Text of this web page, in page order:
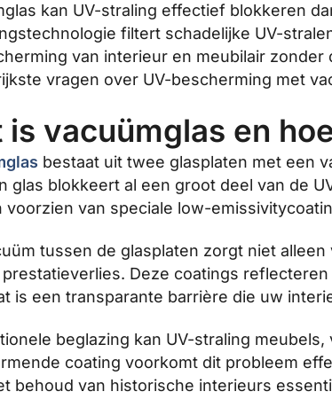
kan UV-straling effectief blokkeren
filtert schadelijke UV-
van interieur en meubilair
vragen over UV-bescherming met
is vacuümglas en
bestaat uit twee glasplaten met een
glas blokkeert al een groot deel van de
voorzien van speciale low-
tussen de glasplaten zorgt niet
Deze coatings
is een transparante barrière die uw
beglazing kan UV-straling
coating voorkomt dit probleem
behoud van historische interieurs